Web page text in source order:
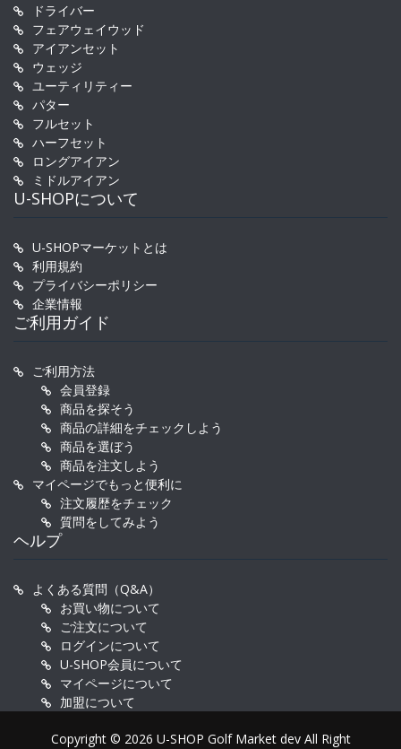
ドライバー
フェアウェイウッド
アイアンセット
ウェッジ
ユーティリティー
パター
フルセット
ハーフセット
ロングアイアン
ミドルアイアン
U-SHOPについて
U-SHOPマーケットとは
利用規約
プライバシーポリシー
企業情報
ご利用ガイド
ご利用方法
会員登録
商品を探そう
商品の詳細をチェックしよう
商品を選ぼう
商品を注文しよう
マイページでもっと便利に
注文履歴をチェック
質問をしてみよう
ヘルプ
よくある質問（Q&A）
お買い物について
ご注文について
ログインについて
U-SHOP会員について
マイページについて
加盟について
Copyright © 2026 U-SHOP Golf Market dev All Right